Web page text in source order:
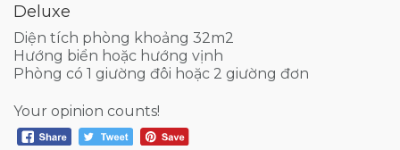
Deluxe
Diện tích phòng khoảng 32m2
Hướng biển hoặc hướng vịnh
Phòng có 1 giường đôi hoặc 2 giường đơn
Your opinion counts!